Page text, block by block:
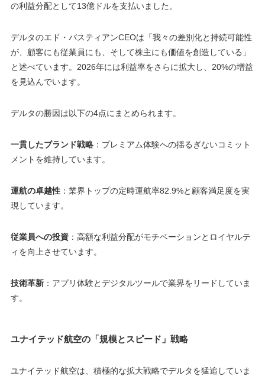
の利益分配として13億ドルを支払いました。
デルタのエド・バスティアンCEOは「我々の差別化と持続可能性
が、顧客にも従業員にも、そして株主にも価値を創造している」
と述べています。2026年には利益率をさらに拡大し、20%の増益
を見込んでいます。
デルタの勝因は以下の4点にまとめられます。
一貫したブランド戦略 ：プレミアム体験への揺るぎないコミット
メントを維持しています。
運航の卓越性 ：業界トップの定時運航率82.9%と顧客満足度を実
現しています。
従業員への投資 ：高額な利益分配がモチベーションとロイヤルテ
ィを向上させています。
技術革新 ：アプリ体験とデジタルツールで業界をリードしていま
す。
ユナイテッド航空の「規模とスピード」戦略
ユナイテッド航空は、積極的な拡大戦略でデルタを猛追していま